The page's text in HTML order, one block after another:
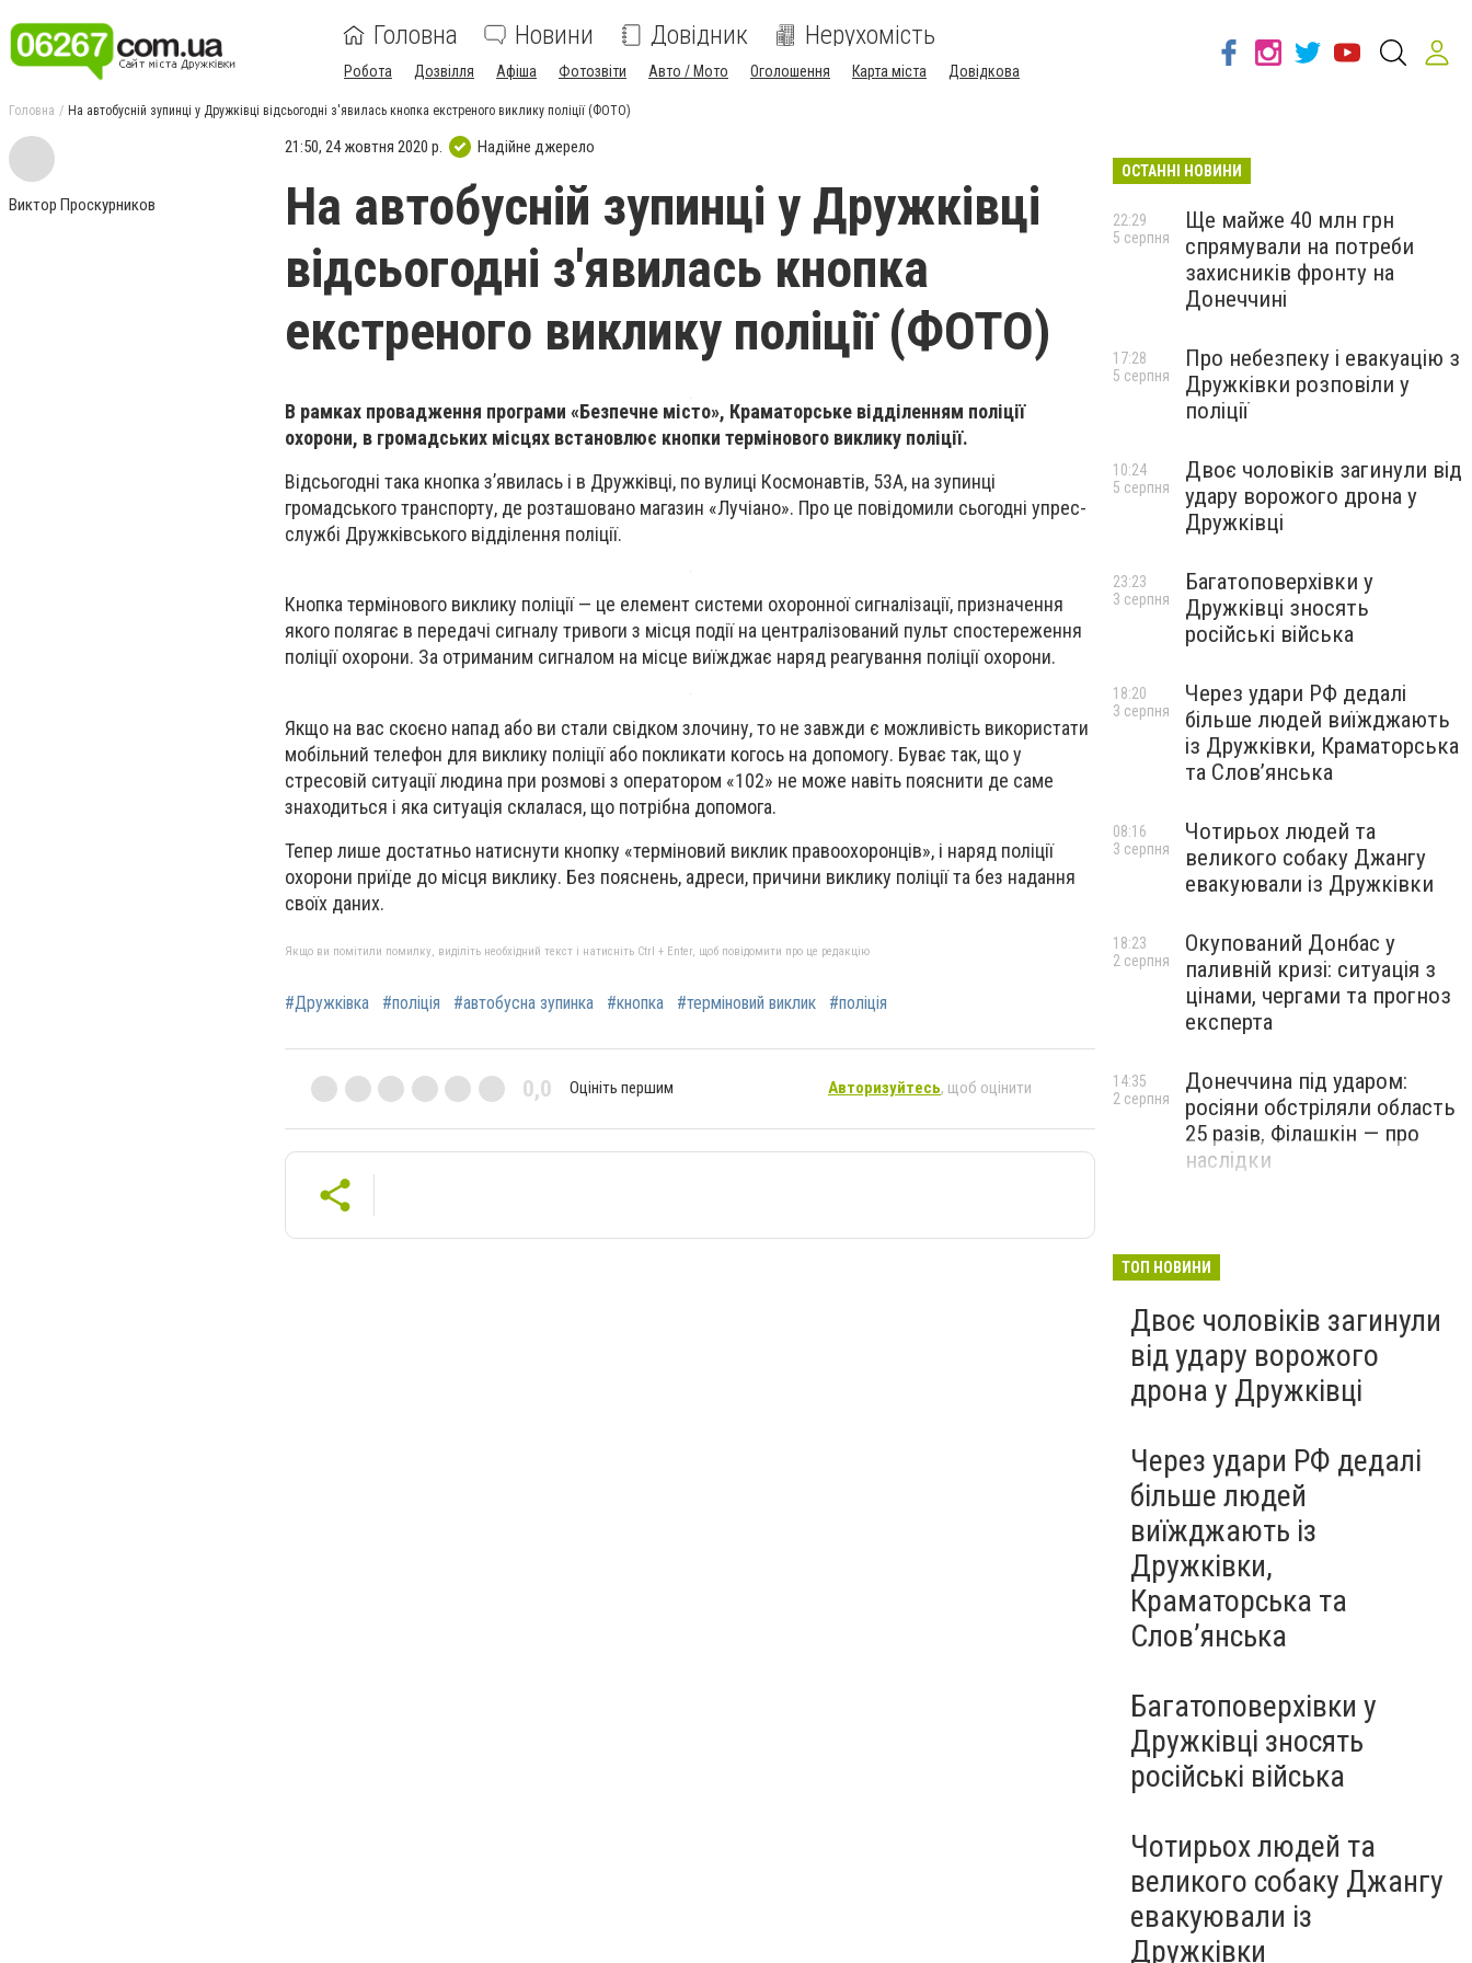
Головна Новини Довідник Нерухомість
Робота Дозвілля Афіша Фотозвіти Авто / Мото Оголошення Карта міста Довідкова
Головна На автобусній зупинці у Дружківці відсьогодні з'явилась кнопка екстреного виклику поліції (ФОТО)
Виктор Проскурников
21:50, 24 жовтня 2020 р. Надійне джерело
На автобусній зупинці у Дружківці
відсьогодні з'явилась кнопка
екстреного виклику поліції (ФОТО)
В рамках провадження програми «Безпечне місто», Краматорське відділенням поліції
охорони, в громадських місцях встановлює кнопки термінового виклику поліції.
Відсьогодні така кнопка з’явилась і в Дружківці, по вулиці Космонавтів, 53А, на зупинці
громадського транспорту, де розташовано магазин «Лучіано». Про це повідомили сьогодні упрес-
службі Дружківського відділення поліції.
Кнопка термінового виклику поліції — це елемент системи охоронної сигналізації, призначення
якого полягає в передачі сигналу тривоги з місця події на централізований пульт спостереження
поліції охорони. За отриманим сигналом на місце виїжджає наряд реагування поліції охорони.
Якщо на вас скоєно напад або ви стали свідком злочину, то не завжди є можливість використати
мобільний телефон для виклику поліції або покликати когось на допомогу. Буває так, що у
стресовій ситуації людина при розмові з оператором «102» не може навіть пояснити де саме
знаходиться і яка ситуація склалася, що потрібна допомога.
Тепер лише достатньо натиснути кнопку «терміновий виклик правоохоронців», і наряд поліції
охорони приїде до місця виклику. Без пояснень, адреси, причини виклику поліції та без надання
своїх даних.
Якщо ви помітили помилку, виділіть необхідний текст і натисніть Ctrl + Enter, щоб повідомити про це редакцію
#Дружківка #поліція #автобусна зупинка #кнопка #терміновий виклик #поліція
0,0 Оцініть першим Авторизуйтесь, щоб оцінити
ОСТАННІ НОВИНИ
Ще майже 40 млн грн
спрямували на потреби
захисників фронту на
Донеччині
22:29
5 серпня
Про небезпеку і евакуацію з
Дружківки розповіли у
поліції
17:28
5 серпня
Двоє чоловіків загинули від
удару ворожого дрона у
Дружківці
10:24
5 серпня
Багатоповерхівки у
Дружківці зносять
російські війська
23:23
3 серпня
Через удари РФ дедалі
більше людей виїжджають
із Дружківки, Краматорська
та Слов’янська
18:20
3 серпня
Чотирьох людей та
великого собаку Джангу
евакуювали із Дружківки
08:16
3 серпня
Окупований Донбас у
паливній кризі: ситуація з
цінами, чергами та прогноз
експерта
18:23
2 серпня
Донеччина під ударом:
росіяни обстріляли область
25 разів, Філашкін — про
наслідки
14:35
2 серпня
ТОП НОВИНИ
Двоє чоловіків загинули
від удару ворожого
дрона у Дружківці
Через удари РФ дедалі
більше людей
виїжджають із
Дружківки,
Краматорська та
Слов’янська
Багатоповерхівки у
Дружківці зносять
російські війська
Чотирьох людей та
великого собаку Джангу
евакуювали із
Дружківки